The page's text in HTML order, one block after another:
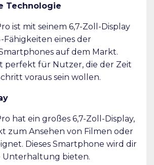
Technologie
ist mit seinem 6,7-Zoll-Display
Fähigkeiten eines der
auf dem Markt.
perfekt für Nutzer, die der Zeit
voraus sein wollen.
hat ein großes 6,7-Zoll-Display,
zum Ansehen von Filmen oder
Dieses Smartphone wird dir
bieten.